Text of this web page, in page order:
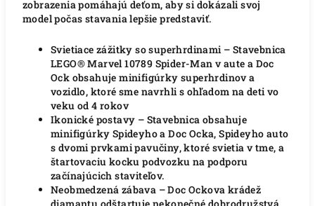
zobrazenia pomáhajú deťom, aby si dokázali svoj
model počas stavania lepšie predstaviť.
Svietiace zážitky so superhrdinami – Stavebnica
LEGO® Marvel 10789 Spider-Man v aute a Doc
Ock obsahuje minifigúrky superhrdinov a
vozidlo, ktoré sme navrhli s ohľadom na deti vo
veku od 4 rokov
Ikonické postavy – Stavebnica obsahuje
minifigúrky Spideyho a Doc Ocka, Spideyho auto
s dvomi prvkami pavučiny, ktoré svietia v tme, a
štartovaciu kocku podvozku na podporu
začínajúcich staviteľov.
Neobmedzená zábava – Doc Ockova krádež